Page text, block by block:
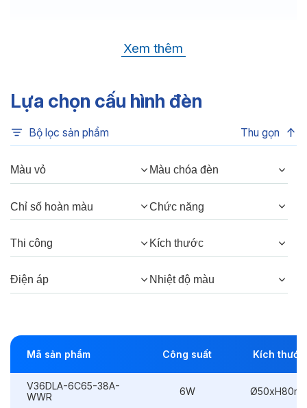
OSRAM(GERMANY)
Nhiệt độ màu:6500K, 4000K, 3500K,
3000K, 3CCT
Chỉ số hoàn màu:
Quang thông:
480lm(C), 480lm(N),
Góc chiếu:38°, 24°
Thông số Điện & Lắp đặt
Điều hướng:
Có chỉnh hướng
Kích thướcØ50xH80mm
Xem thêm
Lựa chọn cấu hình đèn
Bộ lọc sản phẩm Thu gọn
Màu vỏ Màu chóa đèn
Chỉ số hoàn màu Chức năng
Thi công Kích thước
Điện áp Nhiệt độ màu
Mã sản phẩm Công suất Kích thước
V36DLA-6C65-38A-
WWR
6W